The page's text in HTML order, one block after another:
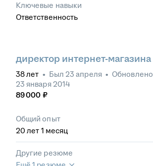
Ключевые навыки
Ответственность
директор интернет-магазина
38лет • Был 23 апреля • Обновлено
23 января 2014
89 000 ₽
Общий опыт
20 лет 1 месяц
Другие резюме